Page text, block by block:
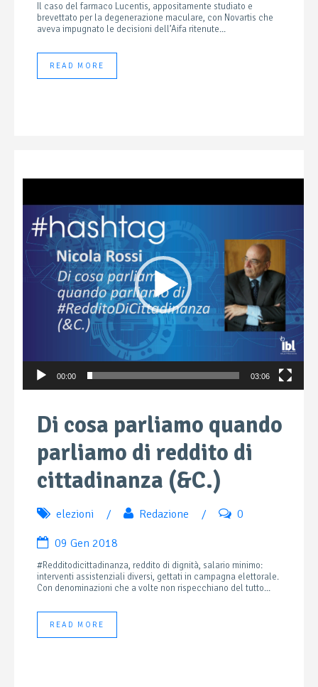
Il caso del farmaco Lucentis, appositamente studiato e
brevettato per la degenerazione maculare, con Novartis che
aveva impugnato le decisioni dell’Aifa ritenute...
READ MORE
00:00 03:06
Di cosa parliamo quando
parliamo di reddito di
cittadinanza (&C.)
elezioni / Redazione / 0
09 Gen 2018
#Redditodicittadinanza, reddito di dignità, salario minimo:
interventi assistenziali diversi, gettati in campagna elettorale.
Con denominazioni che a volte non rispecchiano del tutto...
READ MORE